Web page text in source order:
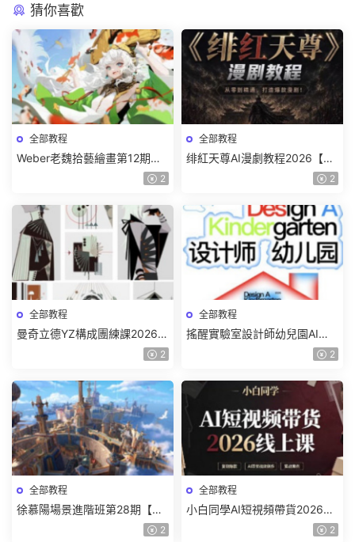
猜你喜歡
全部教程
Weber老魏拾藝繪畫第12期角
色特訓班【畫質不錯隻有視
2
全部教程
绯紅天尊AI漫劇教程2026【畫
2
全部教程
曼奇立德YZ構成團練課2026年
8月已結課【畫質高清有課件】
2
全部教程
搖醒實驗室設計師幼兒園AI軟
件基礎課2025【畫質不錯有素
2
全部教程
徐慕陽場景進階班第28期【畫
2
全部教程
小白同學AI短視頻帶貨2026線
2